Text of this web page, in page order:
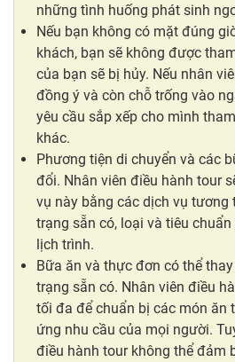
những tình huống phát sinh
Nếu bạn không có mặt đúng
khách, bạn sẽ không được
của bạn sẽ bị hủy. Nếu nhân
đồng ý và còn chỗ trống vào
yêu cầu sắp xếp cho mình
khác.
Phương tiện di chuyển và các
đổi. Nhân viên điều hành tour
vụ này bằng các dịch vụ tương
trạng sẵn có, loại và tiêu
lịch trình.
Bữa ăn và thực đơn có thể
trạng sẵn có. Nhân viên điều
tối đa để chuẩn bị các món ăn
ứng nhu cầu của mọi người.
điều hành tour không thể đảm